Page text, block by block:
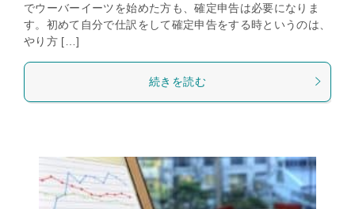
でウーバーイーツを始めた方も、確定申告は必要になりま
す。初めて自分で仕訳をして確定申告をする時というのは、
やり方 […]
続きを読む